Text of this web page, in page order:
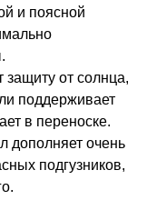
и поясной
от солнца,
поддерживает
в переноске.
очень
подгузников,